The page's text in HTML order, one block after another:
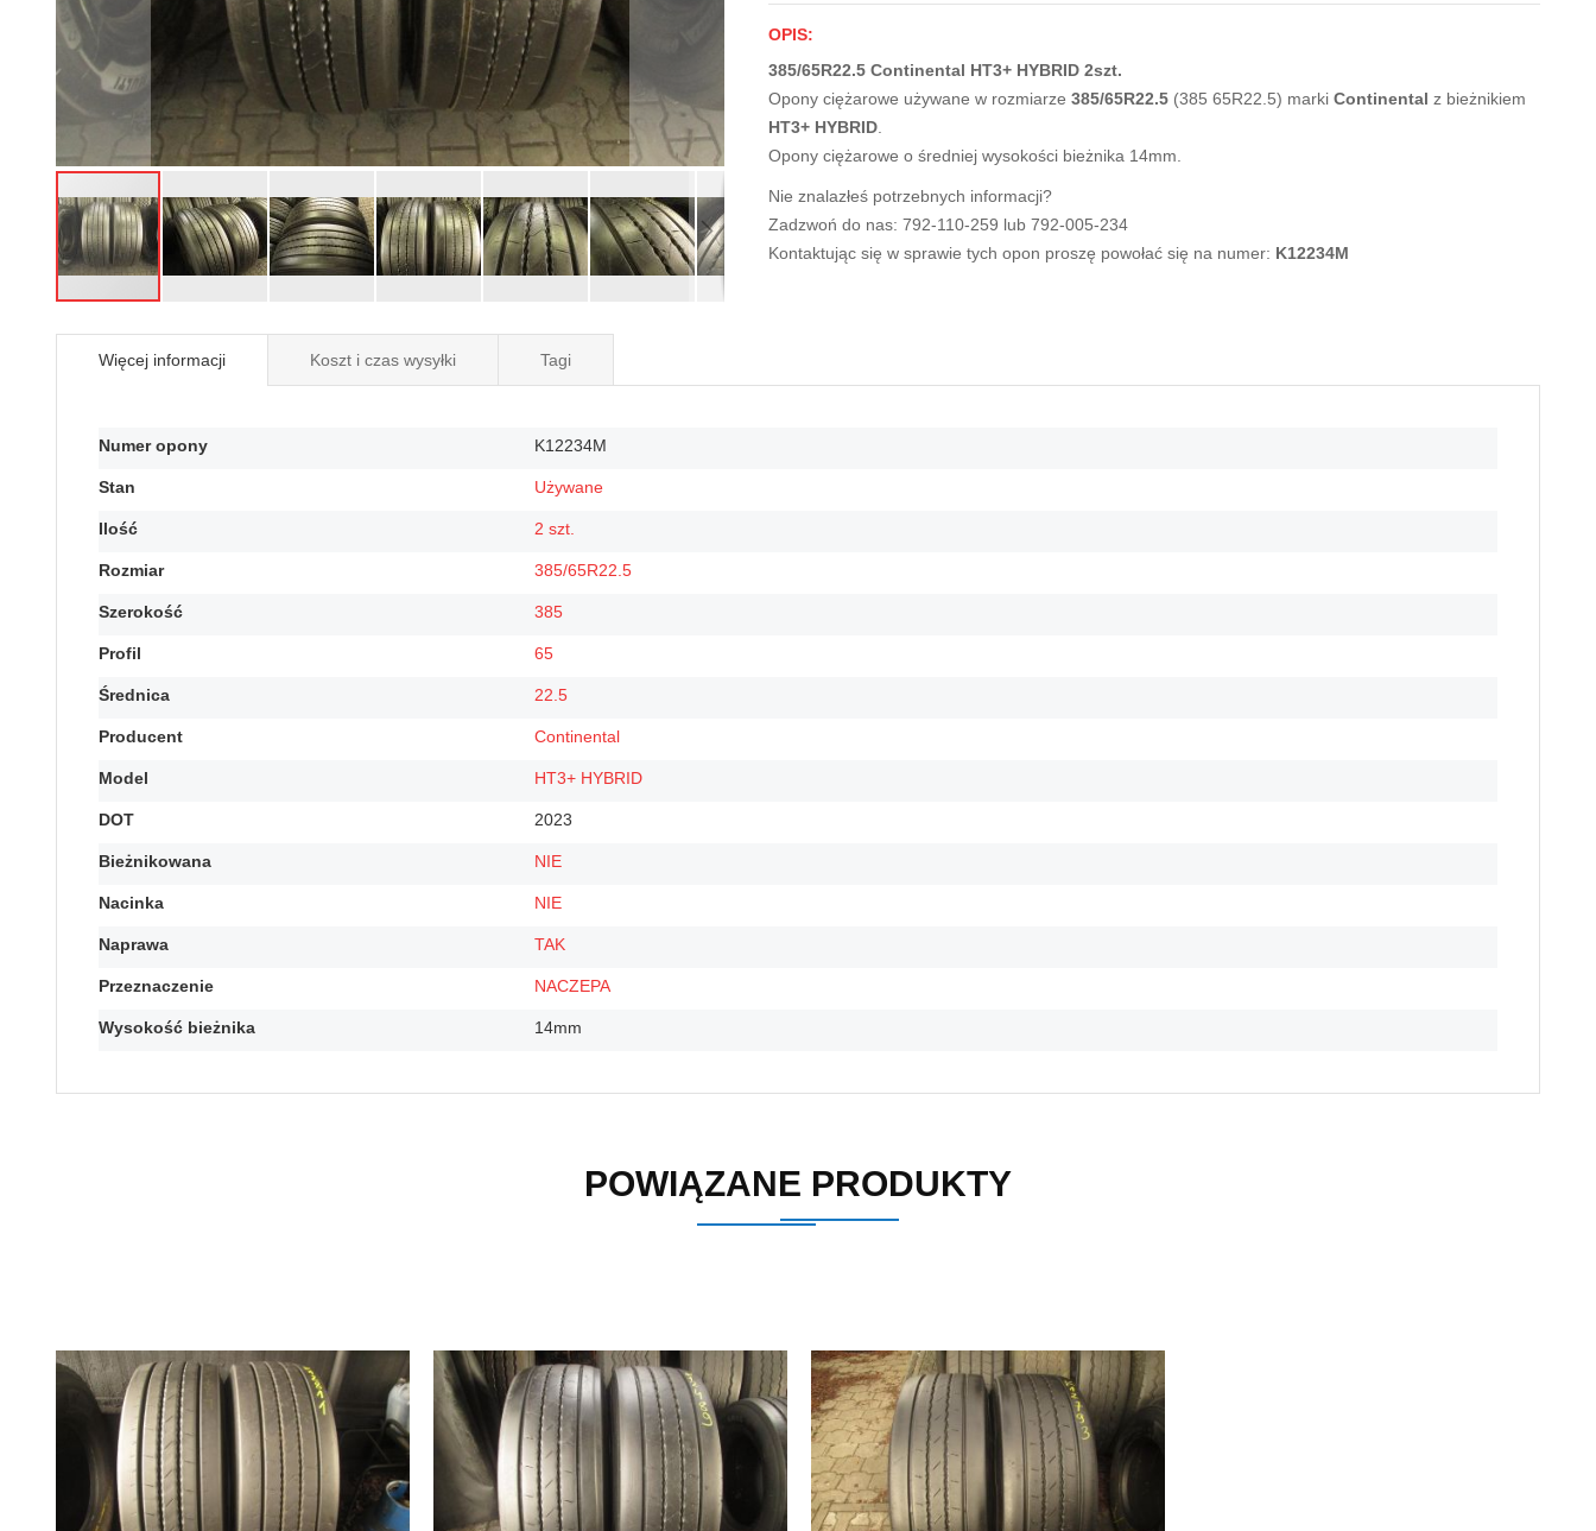
na
początek
OPIS:
385/65R22.5 Continental HT3+ HYBRID 2szt.
Opony ciężarowe używane w rozmiarze 385/65R22.5 (385 65R22.5) marki Continental z bieżnikiem
HT3+ HYBRID.
Opony ciężarowe o średniej wysokości bieżnika 14mm.
Nie znalazłeś potrzebnych informacji?
Zadzwoń do nas: 792-110-259 lub 792-005-234
Kontaktując się w sprawie tych opon proszę powołać się na numer: K12234M
Więcej informacji
Więcej
Numer opony K12234M
Stan Używane
Ilość 2 szt.
Rozmiar 385/65R22.5
Szerokość 385
Profil 65
Średnica 22.5
Producent Continental
Model HT3+ HYBRID
DOT 2023
Bieżnikowana NIE
Nacinka NIE
Naprawa TAK
Przeznaczenie NACZEPA
Wysokość bieżnika 14mm
Koszt i czas wysyłki Tagi
POWIĄZANE PRODUKTY